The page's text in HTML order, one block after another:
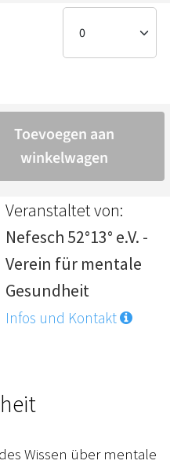
Veranstaltet von:
Nefesch 52°13° e.V. -
Verein für mentale
Gesundheit
Infos und Kontakt
Wissen über mentale